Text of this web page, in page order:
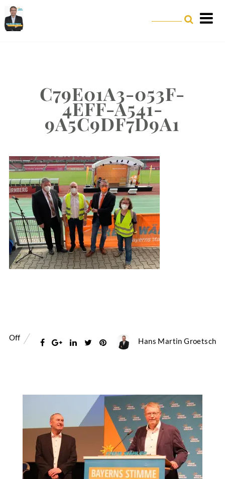
C79E01A3-053F-
4EFF-A541-
9A5C9DF7D9A1
Off Hans Martin Groetsch